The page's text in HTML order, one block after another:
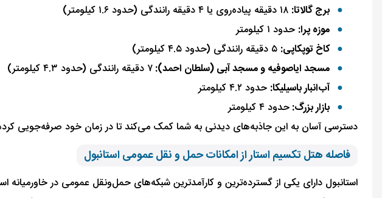
برج گالاتا:
موزه پرا: حدود ۱ کیلومتر
کاخ توپکاپی:
مسجد ایاصوفیه و مسجد آبی (سلطان احمد):۷ دقیقه رانندگی (حدود ۴.۳ کیلومتر)
آب‌انبار باسیلیکا: حدود ۴.۲ کیلومتر
بازار بزرگ:حدود ۴ کیلومتر
دسترسی آسان به این جاذبه‌های دیدنی به شما کمک می‌کند تا در زمان خود صرفه‌جویی کرده
فاصله هتل تکسیم استار از امکانات حمل و نقل عمومی استانبول
استانبول دارای یکی از گسترده‌ترین و کارآمدترین شبکه‌های حمل‌ونقل عمومی در